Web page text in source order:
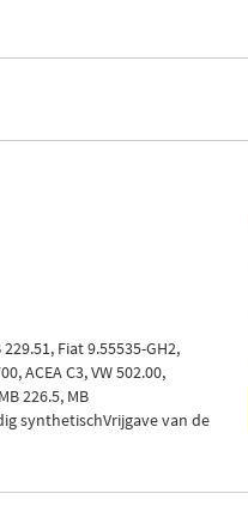
Fiat 9.55535-GH2,
ACEA C3, VW 502.00,
226.5, MB
synthetischVrijgave van de